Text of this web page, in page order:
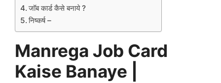
जॉब कार्ड कैसे बनाये ?
निष्कर्ष –
Manrega Job Card
Kaise Banaye |